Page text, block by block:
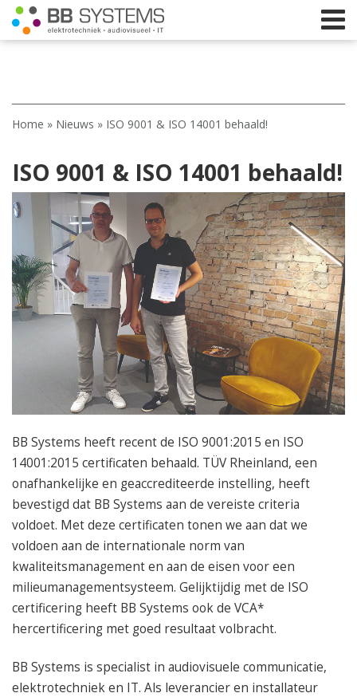
Home
Beeld
Geluid
Elektrotechniek
IT
Webshop
050 – 54 91 662
Route
Home » Nieuws » ISO 9001 & ISO 14001 behaald!
ISO 9001 & ISO 14001 behaald!
BB Systems heeft recent de ISO 9001:2015 en ISO
14001:2015 certificaten behaald. TÜV Rheinland, een
onafhankelijke en geaccrediteerde instelling, heeft
bevestigd dat BB Systems aan de vereiste criteria
voldoet. Met deze certificaten tonen we aan dat we
voldoen aan de internationale norm van
kwaliteitsmanagement en aan de eisen voor een
milieumanagementsysteem. Gelijktijdig met de ISO
certificering heeft BB Systems ook de VCA*
hercertificering met goed resultaat volbracht.
BB Systems is specialist in audiovisuele communicatie,
elektrotechniek en IT. Als leverancier en installateur